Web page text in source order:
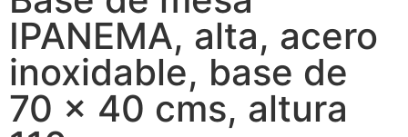
IPANEMA, alta, acero
inoxidable, base de
70 x 40 cms, altura